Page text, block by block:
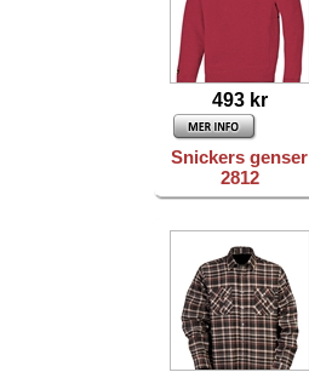
493 kr
Snickers genser
2812